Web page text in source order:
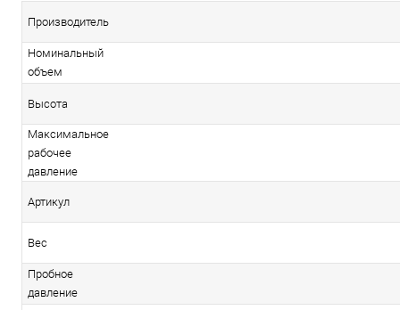
Производитель
Номинальный
объем
Высота
Максимальное
рабочее
давление
Артикул
Вес
Пробное
давление